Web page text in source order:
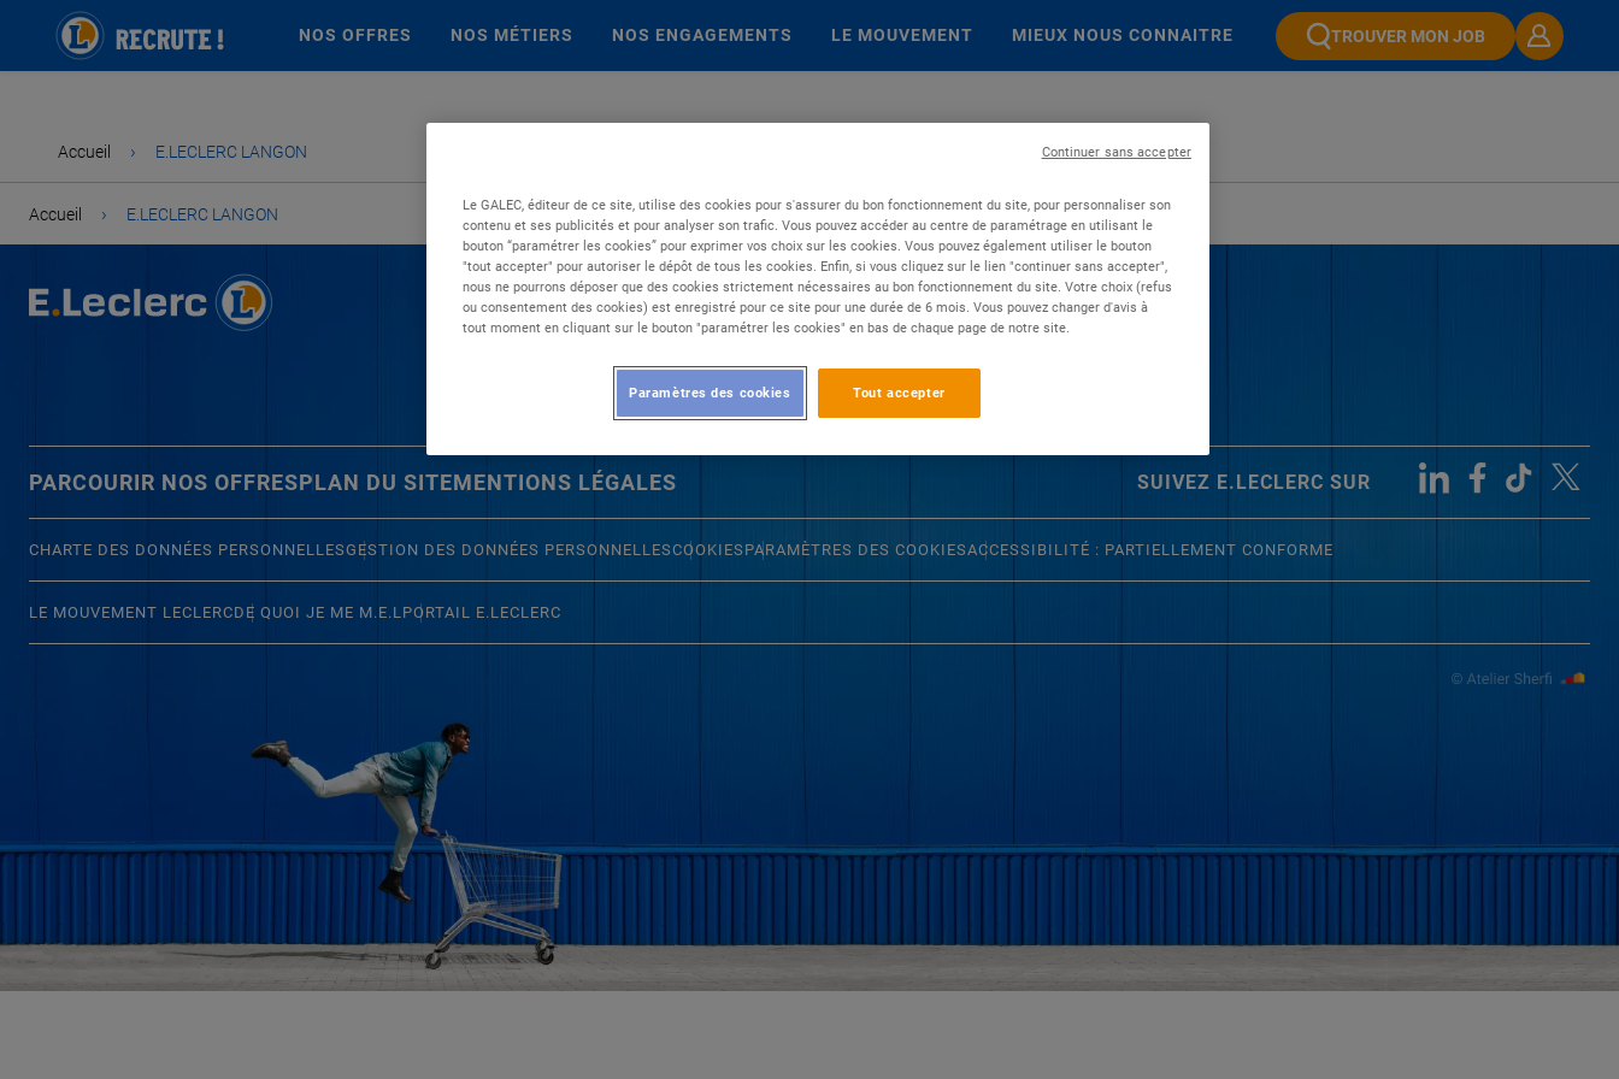
NOS OFFRES NOS MÉTIERS NOS ENGAGEMENTS LE MOUVEMENT MIEUX NOUS CONNAITRE TROUVER MON JOB
Accueil › E.LECLERC LANGON
Accueil › E.LECLERC LANGON
PARCOURIR NOS OFFRESPLAN DU SITEMENTIONS LÉGALES SUIVEZ E.LECLERC SUR
CHARTE DES DONNÉES PERSONNELLESGESTION DES DONNÉES PERSONNELLESCOOKIES PARAMÈTRES DES COOKIESACCESSIBILITÉ : PARTIELLEMENT CONFORME
LE MOUVEMENT LECLERCDE QUOI JE ME M.E.LPORTAIL E.LECLERC
Le GALEC, éditeur de ce site, utilise des cookies pour s'assurer du bon fonctionnement du site, pour personnaliser son
contenu et ses publicités et pour analyser son trafic. Vous pouvez accéder au centre de paramétrage en utilisant le
bouton “paramétrer les cookies” pour exprimer vos choix sur les cookies. Vous pouvez également utiliser le bouton
"tout accepter" pour autoriser le dépôt de tous les cookies. Enfin, si vous cliquez sur le lien "continuer sans accepter",
nous ne pourrons déposer que des cookies strictement nécessaires au bon fonctionnement du site. Votre choix (refus
ou consentement des cookies) est enregistré pour ce site pour une durée de 6 mois. Vous pouvez changer d'avis à
tout moment en cliquant sur le bouton "paramétrer les cookies" en bas de chaque page de notre site.
Tout accepter
Paramètres des cookies
Continuer sans accepter